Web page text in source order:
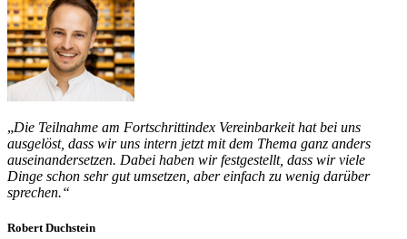
„Die Teilnahme am Fortschrittindex Vereinbarkeit hat bei uns
ausgelöst, dass wir uns intern jetzt mit dem Thema ganz anders
auseinandersetzen. Dabei haben wir festgestellt, dass wir viele
Dinge schon sehr gut umsetzen, aber einfach zu wenig darüber
sprechen.“
Robert Duchstein